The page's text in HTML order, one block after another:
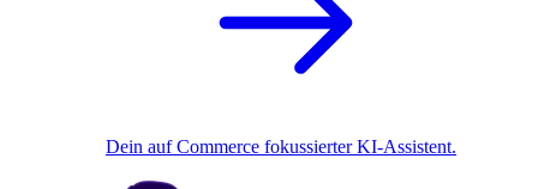
Dein auf Commerce fokussierter KI-Assistent.